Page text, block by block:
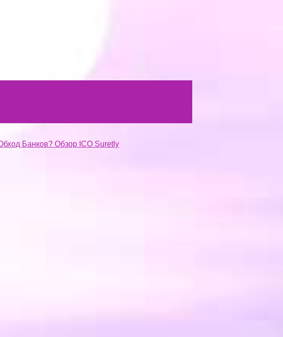
Банков? Обзор ICO Suretly